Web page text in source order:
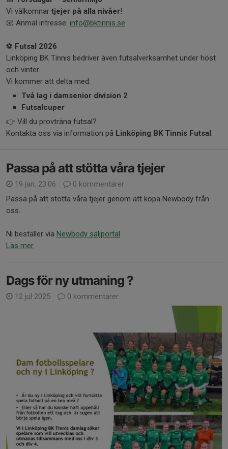
Vi välkomnar tjejer på alla nivåer!
📧 Anmäl intresse: info@bktinnis.se
⚽ Futsal 2026
Linköping BK Tinnis bedriver även futsalverksamhet under höst
och vinter.
Vi kommer att delta med:
Två lag i damsenior division 2
Futsalcuper
👉 Vill du provträna futsal?
Kontakta oss via information på Linköping BK Tinnis Futsal.
Passa på att stötta våra tjejer
19 jan, 23:06
0 kommentarer
Passa på att stötta våra tjejer genom att köpa Newbody från
oss.
Ni beställer via Newbody säljportal
Läs mer
Dags för ny utmaning ?
12 jul 2025 0 kommentarer